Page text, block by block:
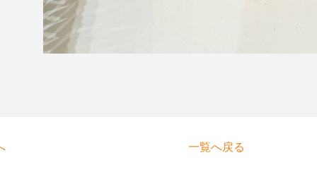
一覧へ戻る